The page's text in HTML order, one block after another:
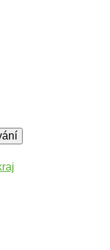
republice